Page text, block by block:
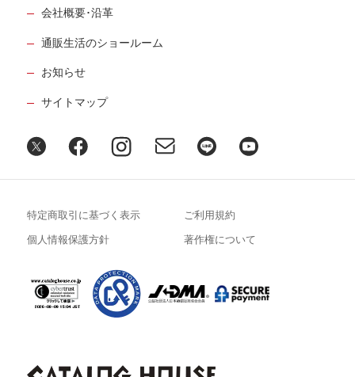
会社概要･沿革
通販生活のショールーム
お知らせ
サイトマップ
特定商取引に基づく表示 ご利用規約
個人情報保護方針 著作権について